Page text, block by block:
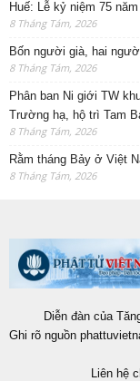
Huế: Lễ kỷ niệm 75
8 Tháng Tám, 2026
Bốn người già, hai
8 Tháng Tám, 2026
Phân ban Ni giới TW
Trường hạ, hộ trì Tam
8 Tháng Tám, 2026
Rằm tháng Bảy ở Việt
8 Tháng Tám, 2026
Diễn đàn của
Ghi rõ nguồn
Liên hệ